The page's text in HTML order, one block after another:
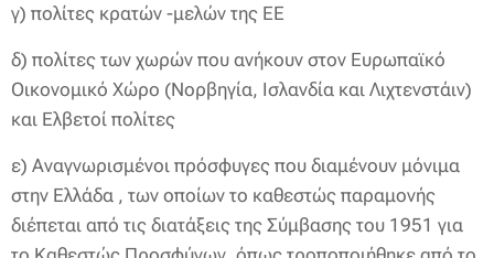
γ) πολίτες κρατών -μελών της ΕΕ
δ) πολίτες των χωρών που ανήκουν στον Ευρωπαϊκό
Οικονομικό Χώρο (Νορβηγία, Ισλανδία και Λιχτενστάιν)
και Ελβετοί πολίτες
ε) Αναγνωρισμένοι πρόσφυγες που διαμένουν μόνιμα
στην Ελλάδα , των οποίων το καθεστώς παραμονής
διέπεται από τις διατάξεις της Σύμβασης του 1951 για